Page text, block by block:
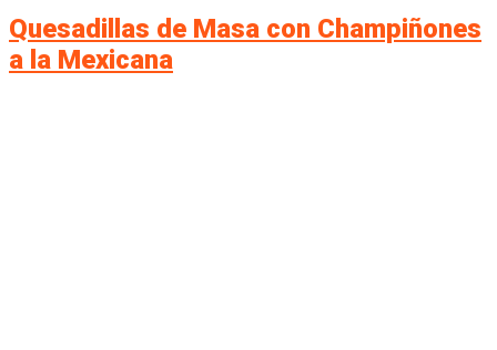
Quesadillas de Masa con Champiñones
a la Mexicana